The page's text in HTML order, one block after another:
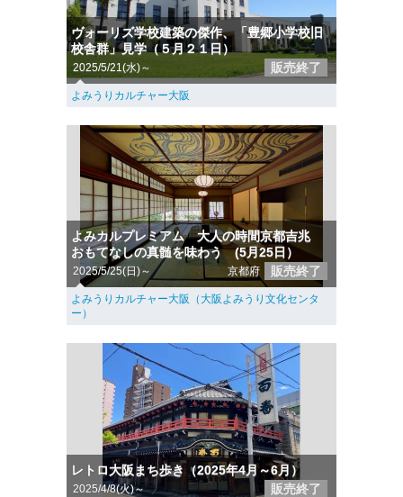
ヴォーリズ学校建築の傑作、「豊郷小学校旧
校舎群」見学（５月２１日）
2025/5/21(水)～ 販売終了
よみうりカルチャー大阪
よみカルプレミアム 大人の時間京都吉兆
おもてなしの真髄を味わう (5月25日）
2025/5/25(日)～ 京都府 販売終了
よみうりカルチャー大阪（大阪よみうり文化センタ
ー）
レトロ大阪まち歩き（2025年4月～6月）
2025/4/8(火)～ 販売終了